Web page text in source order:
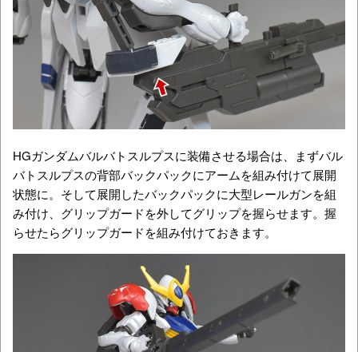
HGガンダムバルバトスルプスに装備させる場合は、まずバル
バトスルプスの背部バックパックにアームを組み付けて展開
状態に。そして展開したバックパックに大型レールガンを組
み付け、グリップガードを外してグリップを握らせます。握
らせたらグリップガードを組み付けておきます。